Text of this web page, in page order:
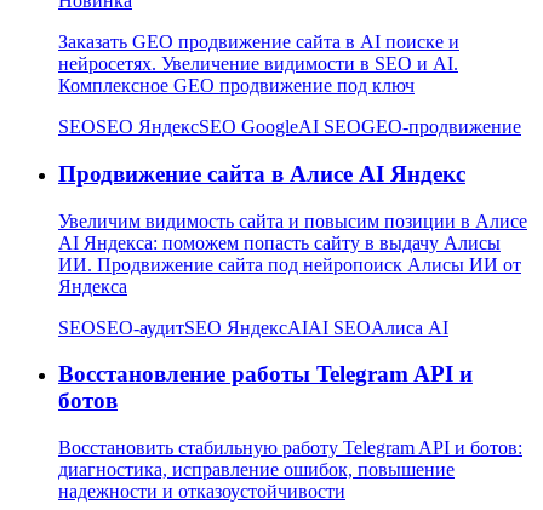
Заказать GEO продвижение сайта в AI поиске и
нейросетях. Увеличение видимости в SEO и AI.
Комплексное GEO продвижение под ключ
SEOSEO ЯндексSEO GoogleAI SEOGEO-продвижение
Продвижение сайта в Алисе AI Яндекс
Увеличим видимость сайта и повысим позиции в Алисе
AI Яндекса: поможем попасть сайту в выдачу Алисы
ИИ. Продвижение сайта под нейропоиск Алисы ИИ от
Яндекса
SEOSEO-аудитSEO ЯндексAIAI SEOАлиса AI
Восстановление работы Telegram API и
ботов
Восстановить стабильную работу Telegram API и ботов:
диагностика, исправление ошибок, повышение
надежности и отказоустойчивости